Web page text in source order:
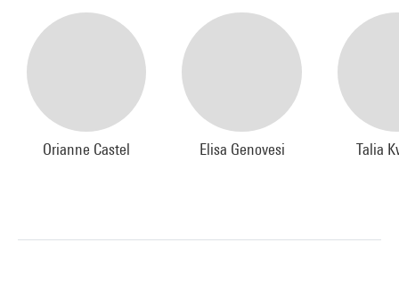
Orianne Castel Elisa Genovesi Talia